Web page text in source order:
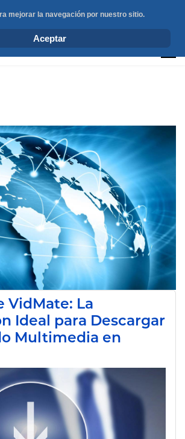
VidMate: La
Ideal para Descargar
Multimedia en
mejorar la navegación por nuestro sitio.
Aceptar